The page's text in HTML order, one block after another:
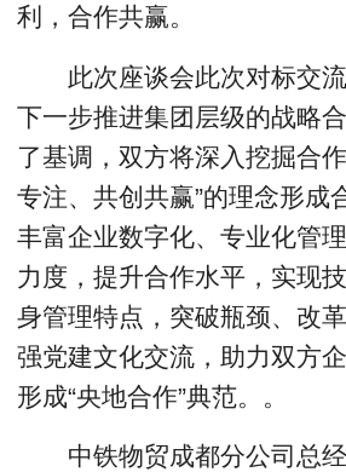
利，合作共赢。
此次座谈会此次对标交
下一步推进集团层级的战略
了基调，双方将深入挖掘合
专注、共创共赢”的理念形成
丰富企业数字化、专业化管
力度，提升合作水平，实现
身管理特点，突破瓶颈、改
强党建文化交流，助力双方
形成“央地合作”典范。。
中铁物贸成都分公司总